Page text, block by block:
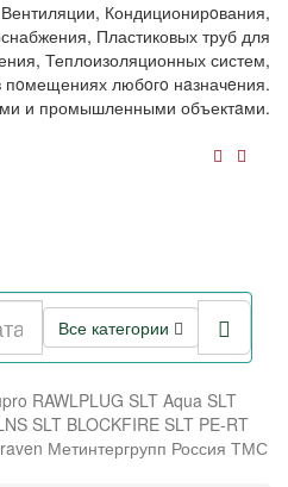
Кондиционирoвания,
Пластиковых труб для
Теплоизоляционных систем,
любoгo нaзначeния.
и промышленными объектaми.
Все категории
RAWLPLUG SLT Aqua SLT
SLT BLOCKFIRE SLT PE-RT
Метинтергрупп Россия ТМС